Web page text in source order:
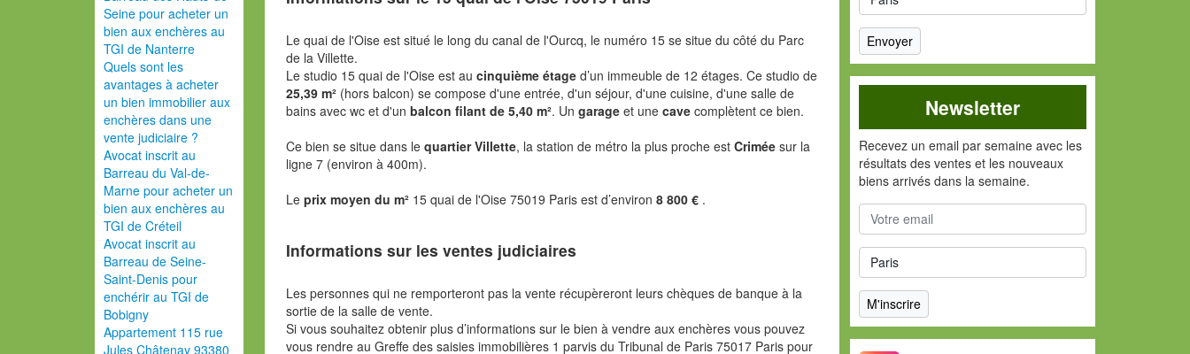
Seine pour acheter un
bien aux enchères au
TGI de Nanterre
Quels sont les
avantages à acheter
un bien immobilier aux
enchères dans une
vente judiciaire ?
Avocat inscrit au
Barreau du Val-de-
Marne pour acheter un
bien aux enchères au
TGI de Créteil
Avocat inscrit au
Barreau de Seine-
Saint-Denis pour
enchérir au TGI de
Bobigny
Appartement 115 rue
Jules Châtenay 93380
Le quai de l'Oise est situé le long du canal de l'Ourcq, le numéro 15 se situe du côté du Parc
de la Villette.
Le studio 15 quai de l'Oise est aucinquième étaged’un immeuble de 12 étages. Ce studio de
25,39 m² (hors balcon) se compose d'une entrée, d'un séjour, d'une cuisine, d'une salle de
bains avec wc et d'unbalcon filant de 5,40 m². Ungarage et unecave complètent ce bien.
Ce bien se situe dans lequartier Villette, la station de métro la plus proche estCriméesur la
ligne 7 (environ à 400m).
Leprix moyen du m² 15 quai de l'Oise 75019 Paris est d’environ8 800 € .
Informations sur les ventes judiciaires
Les personnes qui ne remporteront pas la vente récupèreront leurs chèques de banque à la
sortie de la salle de vente.
Si vous souhaitez obtenir plus d’informations sur le bien à vendre aux enchères vous pouvez
vous rendre au Greffe des saisies immobilières 1 parvis du Tribunal de Paris 75017 Paris pour
Newsletter
Recevez un email par semaine avec les
résultats des ventes et les nouveaux
biens arrivés dans la semaine.